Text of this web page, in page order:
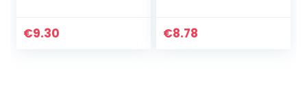
Fretboard Muting
€9.30
Uitstekende
€8.78